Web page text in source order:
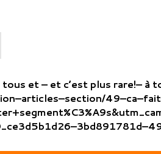
et – et c’est plus rare!– à